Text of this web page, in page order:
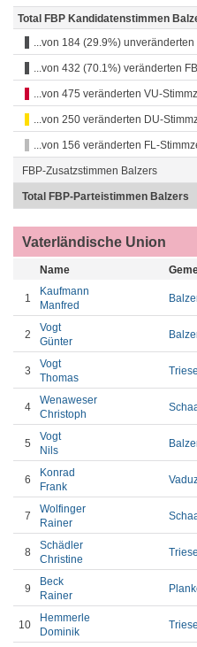
Total FBP Kandidatenstimmen
...von 184 (29.9%) unveränderten
...von 432 (70.1%) veränderten
...von 475 veränderten VU-
...von 250 veränderten DU-
...von 156 veränderten FL-
FBP-Zusatzstimmen Balzers
Total FBP-Parteistimmen Balzers
Vaterländische Union
Name
1
Kaufmann
Manfred
2
Vogt
Günter
3
Vogt
Thomas
4
Wenaweser
Christoph
5
Vogt
Nils
6
Konrad
Frank
7
Wolfinger
Rainer
8
Schädler
Christine
9
Beck
Rainer
10
Hemmerle
Dominik